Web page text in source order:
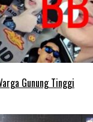
Gunung Tinggi